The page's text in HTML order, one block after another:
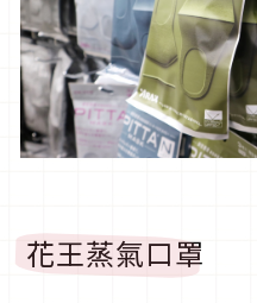
花王蒸氣口罩